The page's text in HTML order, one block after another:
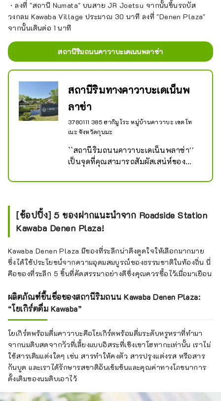
・ลงที่ "สถานี Numata" บนสาย JR Joetsu จากนั้นขึ้นรถบัส
วงกลม Kawaba Village ประมาณ 30 นาที ลงที่ "Denen Plaza"
จากนั้นเดินต่อ 1 นาที
สถานีริมถนนคาวาบะเดเนนพลาซ่า
สถานีริมทางคาวาบะเดเน็นพ
ลาซ่า
3780111 385 ฮากิมูโระ หมู่บ้านคาวาบะ เขตโท
เนะ จังหวัดกุนมะ
``สถานีริมถนนคาวาบะเดเน็นพลาซ่า''
เป็นจุดที่คุณสามารถสัมผัสเสน่ห์ของ
เต็มที่ ซึ่งมีนักท่องเที่ยวมาเยี่ยมชม 2.5
หรือทานอาหารเท่านั้น แต่ยังใช้เวลา
สนุกสนานได้ทั้งวันอีกด้วย
[ช้อปปิ้ง] 5 ของฝากแนะนำจาก Roadside Station
Kawaba Denen Plaza!
Kawaba Denen Plaza มีของที่ระลึกน่าดึงดูดใจให้เลือกมากมาย
ซึ่งได้ใช้ประโยชน์จากความอุดมสมบูรณ์ของธรรมชาติในท้องถิ่น นี่
คือของที่ระลึก 5 ชิ้นที่คัดสรรมาอย่างดีซึ่งคุณควรซื้อไว้เมื่อมาเยือน
ผลิตภัณฑ์ขึ้นชื่อของสถานีริมถนน Kawaba Denen Plaza:
“โยเกิร์ตดื่ม Kawaba”
โยเกิร์ตพร้อมดื่มคาวาบะคือโยเกิร์ตพร้อมดื่มระดับหรูหราที่ทำมา
จากนมดิบสดจากวัวที่เลี้ยงแบบอิสระที่เชิงเขาโฮทากะเท่านั้น เราไม่
ใช้สารเติมแต่งใดๆ เช่น สารทำให้คงตัว สารปรุงแต่งรส หรือสาร
กันบูด และเราได้รักษารสชาติอันเข้มข้นและคุณค่าทางโภชนาการ
ดั้งเดิมของนมดิบเอาไว้